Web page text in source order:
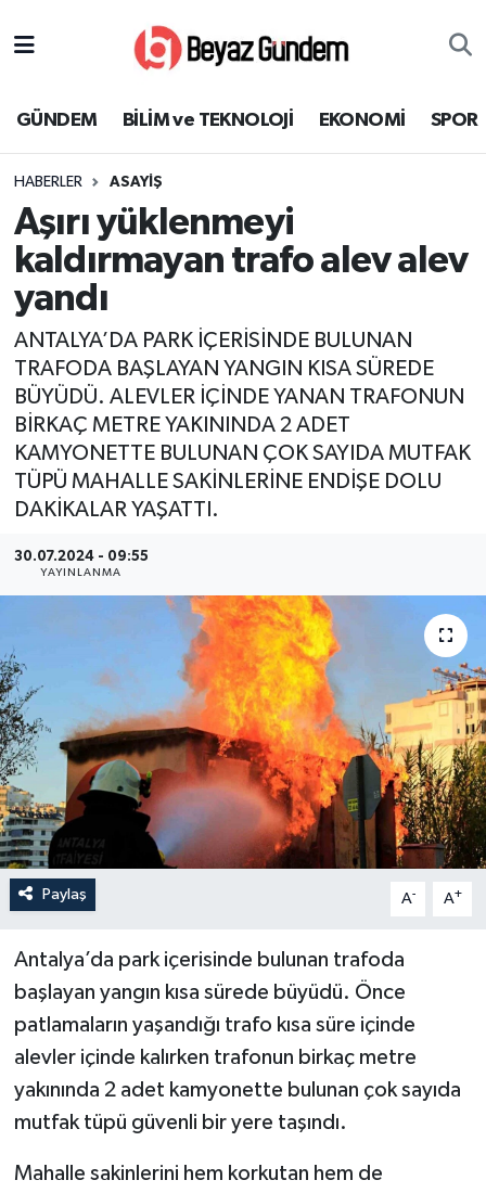
GÜNDEM BİLİM ve TEKNOLOJİ EKONOMİ SPOR
HABERLER ASAYİŞ
Aşırı yüklenmeyi
kaldırmayan trafo alev alev
yandı
ANTALYA’DA PARK İÇERİSİNDE BULUNAN
TRAFODA BAŞLAYAN YANGIN KISA SÜREDE
BÜYÜDÜ. ALEVLER İÇİNDE YANAN TRAFONUN
BİRKAÇ METRE YAKININDA 2 ADET
KAMYONETTE BULUNAN ÇOK SAYIDA MUTFAK
TÜPÜ MAHALLE SAKİNLERİNE ENDİŞE DOLU
DAKİKALAR YAŞATTI.
30.07.2024 - 09:55
YAYINLANMA
Paylaş A- A+
Antalya’da park içerisinde bulunan trafoda
başlayan yangın kısa sürede büyüdü. Önce
patlamaların yaşandığı trafo kısa süre içinde
alevler içinde kalırken trafonun birkaç metre
yakınında 2 adet kamyonette bulunan çok sayıda
mutfak tüpü güvenli bir yere taşındı.
Mahalle sakinlerini hem korkutan hem de
EKONOMİ
SPOR
SAĞLIK
EĞİTİM
KÜLTÜR SANAT
MAGAZİN
Süper Lig Puan Durumu ve Fikstür
Tüm Manşetler
Son Dakika Haberleri
Haber Arşivi